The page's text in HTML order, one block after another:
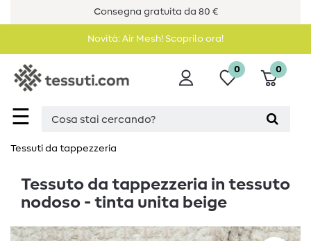
Consegna gratuita da 80 €
Novità: Air Mesh! Scoprilo ora!
☰
0 0
Tessuti da tappezzeria
Tessuto da tappezzeria in tessuto
nodoso - tinta unita beige